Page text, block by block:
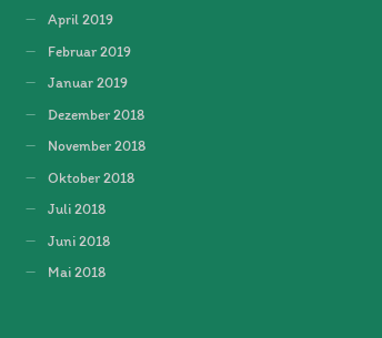
April 2019
Februar 2019
Januar 2019
Dezember 2018
November 2018
Oktober 2018
Juli 2018
Juni 2018
Mai 2018